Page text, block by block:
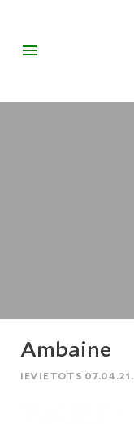
Ambaine
IEVIETOTS 07.04.21.